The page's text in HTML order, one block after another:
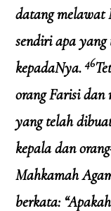
datang melawat
sendiri apa yang
kepadaNya.46
orang Farisi dan
yang telah
kepala dan
Mahkamah
berkata: